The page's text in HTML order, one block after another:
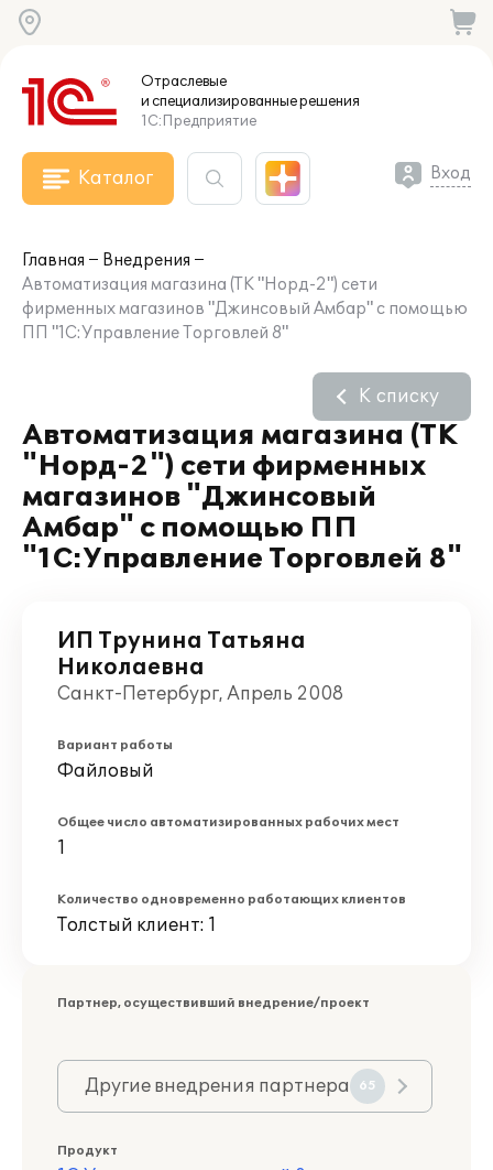
Отраслевые
и специализированныерешения
1С:Предприятие
Каталог Вход
Главная
Внедрения
Автоматизация магазина (ТК "Норд-2") сети
фирменных магазинов "Джинсовый Амбар" с помощью
ПП "1С:Управление Торговлей 8"
Автоматизация магазина (ТК
"Норд-2") сети фирменных
магазинов "Джинсовый
Амбар" с помощью ПП
"1С:Управление Торговлей 8"
К списку
ИП Трунина Татьяна
Николаевна
Санкт-Петербург, Апрель 2008
Вариант работы
Файловый
Общее число автоматизированных рабочих мест
1
Количество одновременно работающих клиентов
Толстый клиент: 1
Партнер, осуществивший внедрение/проект
Другие внедрения партнера 65
Продукт